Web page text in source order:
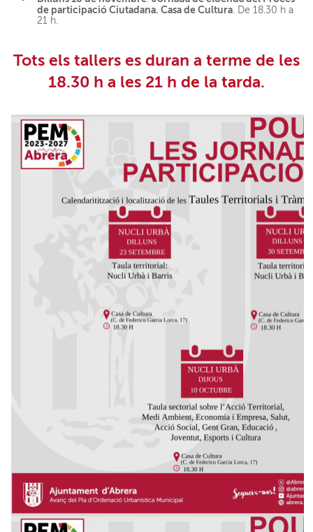
de participació Ciutadana. Casa de Cultura . De 18.30 h a
21 h.
Tots els tallers es duran a terme de les
18.30 h a les 21 h de la tarda.